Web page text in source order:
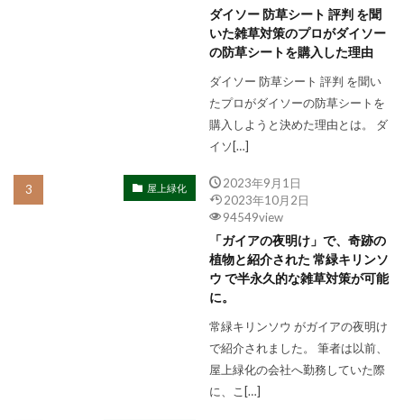
ダイソー 防草シート 評判 を聞
いた雑草対策のプロがダイソー
の防草シートを購入した理由
ダイソー 防草シート 評判 を聞い
たプロがダイソーの防草シートを
購入しようと決めた理由とは。 ダ
イソ[…]
屋上緑化
2023年9月1日
2023年10月2日
94549view
「ガイアの夜明け」で、奇跡の
植物と紹介された 常緑キリンソ
ウ で半永久的な雑草対策が可能
に。
常緑キリンソウ がガイアの夜明け
で紹介されました。 筆者は以前、
屋上緑化の会社へ勤務していた際
に、こ[…]